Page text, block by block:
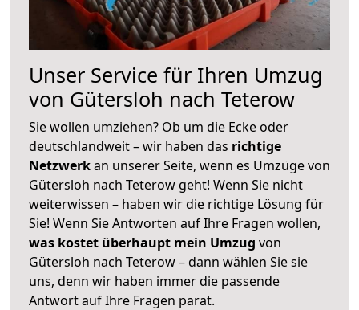
Unser Service für Ihren Umzug
von Gütersloh nach Teterow
Sie wollen umziehen? Ob um die Ecke oder
deutschlandweit – wir haben das richtige
Netzwerkan unserer Seite, wenn es Umzüge von
Gütersloh nach Teterow geht! Wenn Sie nicht
weiterwissen – haben wir die richtige Lösung für
Sie! Wenn Sie Antworten auf Ihre Fragen wollen,
was kostet überhaupt mein Umzug von
Gütersloh nach Teterow – dann wählen Sie sie
uns, denn wir haben immer die passende
Antwort auf Ihre Fragen parat.